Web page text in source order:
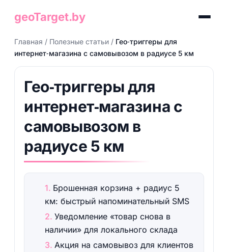
geoTarget.by
Главная / Полезные статьи/ Гео‑триггеры для
интернет‑магазина с самовывозом в радиусе 5 км
Гео‑триггеры для
интернет‑магазина с
самовывозом в
радиусе 5 км
Брошенная корзина + радиус 5
км: быстрый напоминательный SMS
Уведомление «товар снова в
наличии» для локального склада
Акция на самовывоз для клиентов